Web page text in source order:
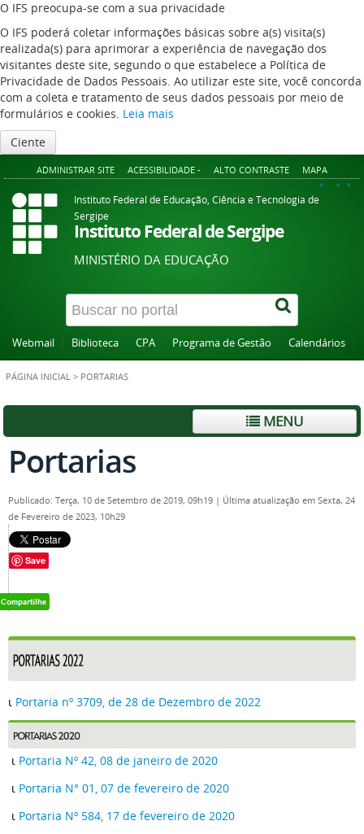
O IFS preocupa-se com a sua privacidade
O IFS poderá coletar informações básicas sobre a(s) visita(s)
realizada(s) para aprimorar a experiência de navegação dos
visitantes deste site, segundo o que estabelece a Política de
Privacidade de Dados Pessoais. Ao utilizar este site, você concorda
com a coleta e tratamento de seus dados pessoais por meio de
formulários e cookies. Leia mais
Ciente
ADMINISTRAR SITE ACESSIBILIDADE - ALTO CONTRASTE MAPA
A+ A A-
Instituto Federal de Educação, Ciência e Tecnologia de
Sergipe
Instituto Federal de Sergipe
MINISTÉRIO DA EDUCAÇÃO
Webmail Biblioteca CPA Programa de Gestão Calendários
PÁGINA INICIAL > PORTARIAS
MENU
Portarias
Publicado: Terça, 10 de Setembro de 2019, 09h19 | Última atualização em Sexta, 24
de Fevereiro de 2023, 10h29
Save
ι Portaria nº 3709, de 28 de Dezembro de 2022
ι Portaria Nº 42, 08 de janeiro de 2020
ι Portaria N° 01, 07 de fevereiro de 2020
ι Portaria Nº 584, 17 de fevereiro de 2020